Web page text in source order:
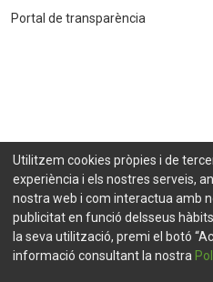
Portal de transparència
Utilitzem cookies pròpies i de
experiència i els nostres serveis,
nostra web i com interactua amb
publicitat en funció delsseus
la seva utilització, premi el botó
informació consultant la nostra